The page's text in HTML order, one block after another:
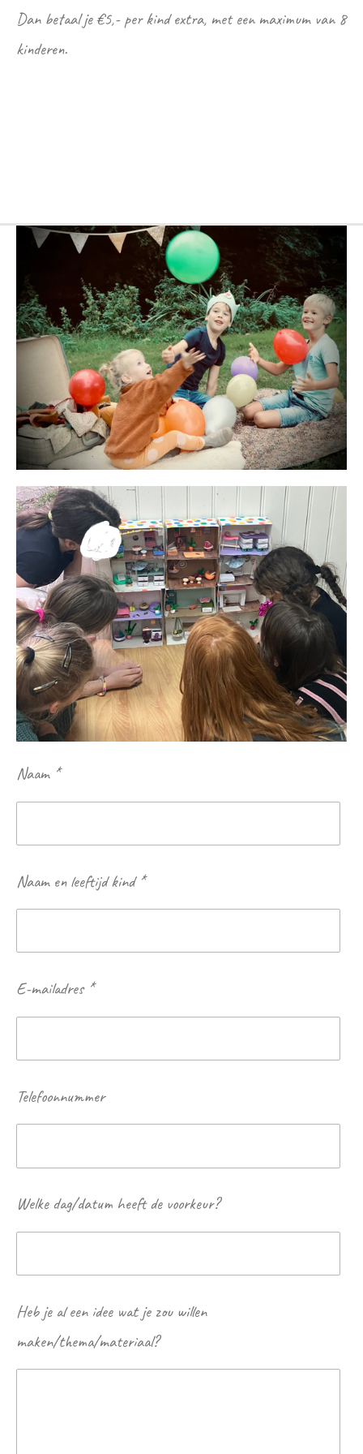
Dan betaal je €5,- per kind extra, met een maximum van 8
kinderen.
Naam *
Naam en leeftijd kind *
E-mailadres *
Telefoonnummer
Welke dag/datum heeft de voorkeur?
Heb je al een idee wat je zou willen
maken/thema/materiaal?